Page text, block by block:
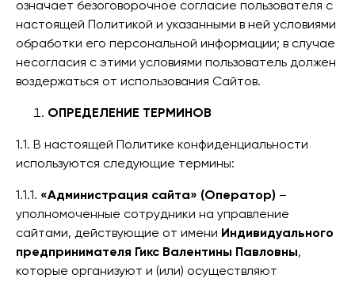
означает безоговорочное согласие пользователя с
настоящей Политикой и указанными в ней условиями
обработки его персональной информации; в случае
несогласия с этими условиями пользователь должен
воздержаться от использования Сайтов.
ОПРЕДЕЛЕНИЕ ТЕРМИНОВ
1.1. В настоящей Политике конфиденциальности
используются следующие термины:
1.1.1. «Администрация сайта» (Оператор) –
уполномоченные сотрудники на управление
сайтами, действующие от имени Индивидуального
предпринимателя Гикс Валентины Павловны,
которые организуют и (или) осуществляют